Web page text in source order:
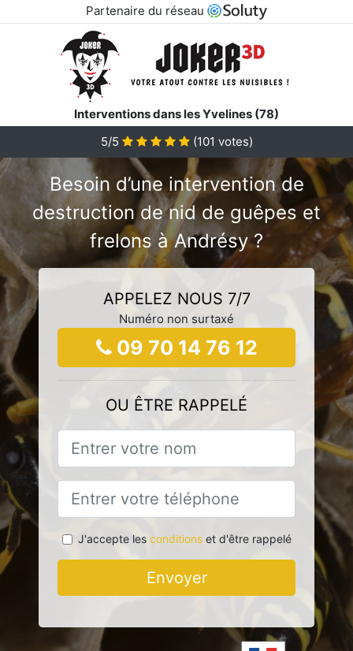
Partenaire du réseau
Interventions dans les Yvelines (78)
5/5
(101 votes)
Besoin d’une intervention de
destruction de nid de guêpes et
frelons à Andrésy ?
APPELEZ NOUS 7/7
Numéro non surtaxé
09 70 14 76 12
OU ÊTRE RAPPELÉ
J'accepte les conditionset d'être rappelé
Envoyer